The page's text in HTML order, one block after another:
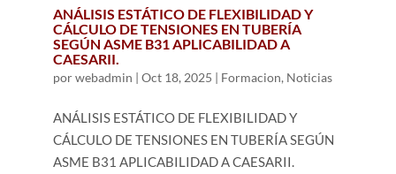
ANÁLISIS ESTÁTICO DE FLEXIBILIDAD Y
CÁLCULO DE TENSIONES EN TUBERÍA
SEGÚN ASME B31 APLICABILIDAD A
CAESARII.
porwebadmin | Oct 18, 2025 | Formacion, Noticias
ANÁLISIS ESTÁTICO DE FLEXIBILIDAD Y
CÁLCULO DE TENSIONES EN TUBERÍA SEGÚN
ASME B31 APLICABILIDAD A CAESARII.